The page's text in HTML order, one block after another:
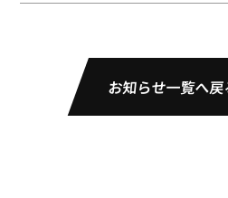
お知らせ一覧へ戻